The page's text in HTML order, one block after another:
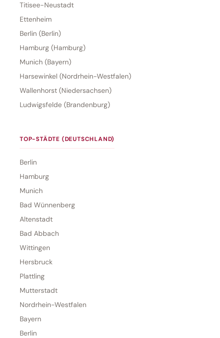
Titisee-Neustadt
Ettenheim
Berlin (Berlin)
Hamburg (Hamburg)
Munich (Bayern)
Harsewinkel (Nordrhein-Westfalen)
Wallenhorst (Niedersachsen)
Ludwigsfelde (Brandenburg)
TOP-STÄDTE (DEUTSCHLAND)
Berlin
Hamburg
Munich
Bad Wünnenberg
Altenstadt
Bad Abbach
Wittingen
Hersbruck
Plattling
Mutterstadt
Nordrhein-Westfalen
Bayern
Berlin